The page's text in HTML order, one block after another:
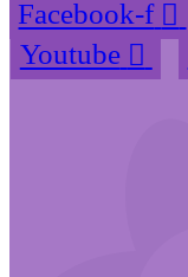
Facebook-f
Youtube